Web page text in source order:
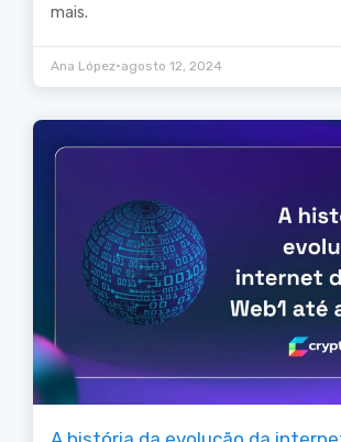
mais.
Ana López•agosto 12, 2024